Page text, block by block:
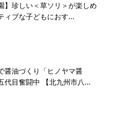
】珍しい＜草ソリ＞が楽しめ
ブな子どもにおす...
醤油づくり「ヒノヤマ醤
目奮闘中 【北九州市八...